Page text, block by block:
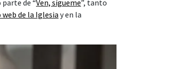
de “Ven, sígueme”, tanto
de la Iglesia y en la